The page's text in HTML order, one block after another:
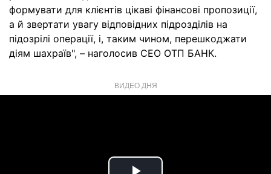
формувати для клієнтів цікаві фінансові пропозиції,
а й звертати увагу відповідних підрозділів на
підозрілі операції, і, таким чином, перешкоджати
діям шахраїв", – наголосив СЕО ОТП БАНК.
ВИДЕО ДНЯ